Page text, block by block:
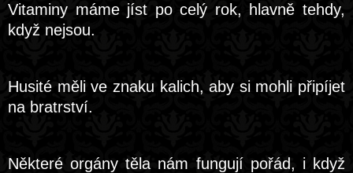
Vitaminy máme jíst po celý rok, hlavně tehdy,
když nejsou.
Husité měli ve znaku kalich, aby si mohli připíjet
na bratrství.
Některé orgány těla nám fungují pořád, i když